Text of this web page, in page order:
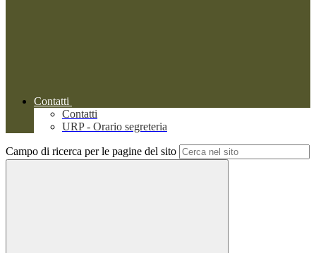
Contatti
Contatti
URP - Orario segreteria
Campo di ricerca per le pagine del sito